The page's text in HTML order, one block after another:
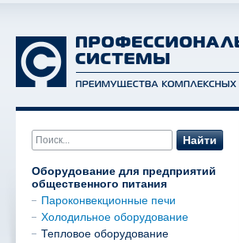
Найти
Оборудование для предприятий
общественного питания
Пароконвекционные печи
Холодильное оборудование
Тепловое оборудование